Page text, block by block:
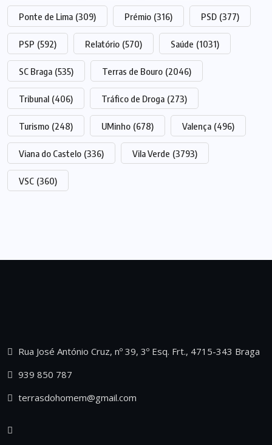
Ponte de Lima (309) Prémio (316) PSD (377)
PSP (592) Relatório (570) Saúde (1031)
SC Braga (535) Terras de Bouro (2046)
Tribunal (406) Tráfico de Droga (273)
Turismo (248) UMinho (678) Valença (496)
Viana do Castelo (336) Vila Verde (3793)
VSC (360)
Rua José António Cruz, nº 39, 3º Esq. Frt., 4715-343 Braga
939 850 787
terrasdohomem@gmail.com